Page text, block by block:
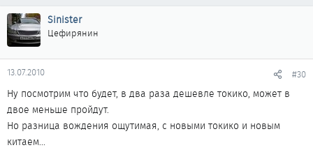
Sinister
Цефирянин
13.07.2010 #30
Ну посмотрим что будет, в два раза дешевле токико, может в
двое меньше пройдут.
Но разница вождения ощутимая, с новыми токико и новым
китаем...